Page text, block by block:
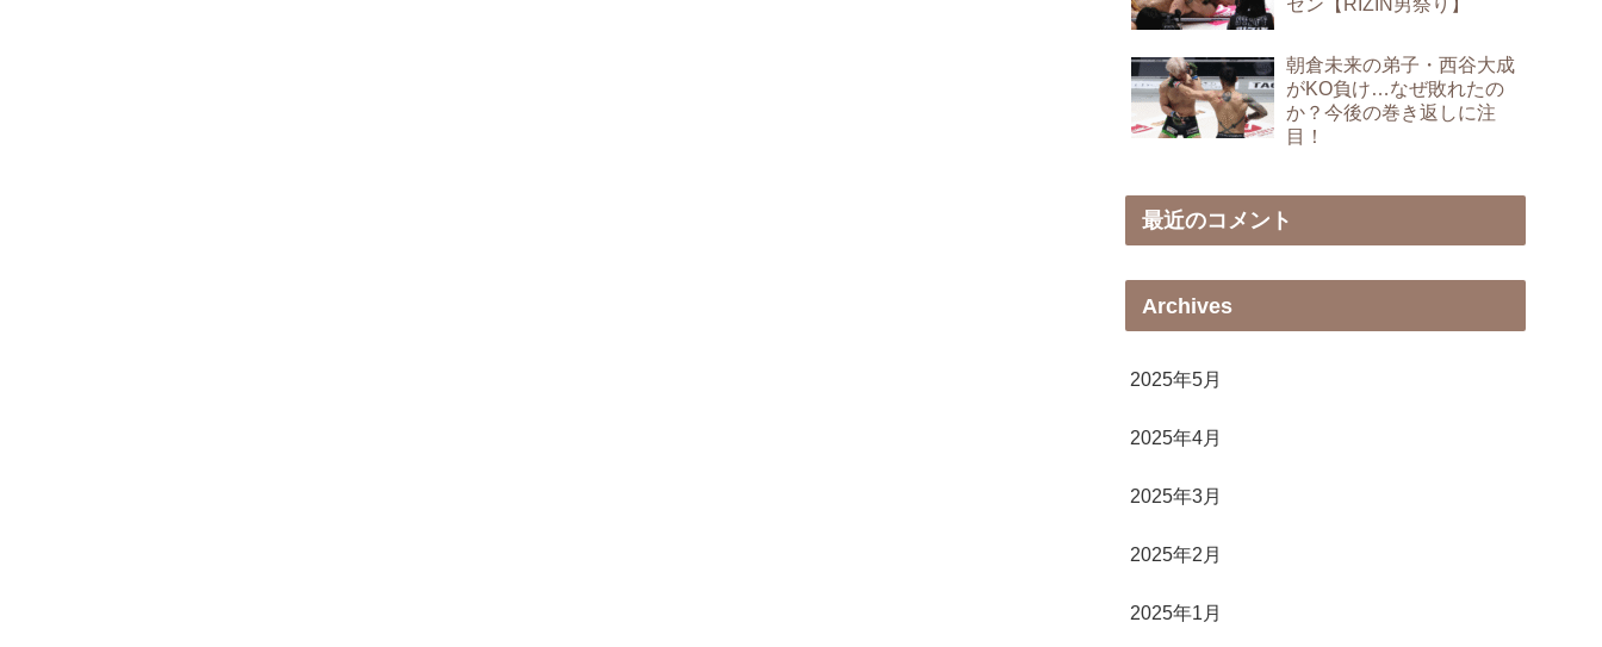
セン【RIZIN男祭り】
朝倉未来の弟子・西谷大成
がKO負け…なぜ敗れたの
か？今後の巻き返しに注
目！
最近のコメント
Archives
2025年5月
2025年4月
2025年3月
2025年2月
2025年1月